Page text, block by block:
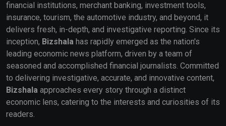
financial institutions, merchant banking, investment tools,
insurance, tourism, the automotive industry, and beyond, it
delivers fresh, in-depth, and investigative reporting. Since its
inception, Bizshala has rapidly emerged as the nation's
leading economic news platform, driven by a team of
seasoned and accomplished financial journalists. Committed
to delivering investigative, accurate, and innovative content,
Bizshala approaches every story through a distinct
economic lens, catering to the interests and curiosities of its
readers.